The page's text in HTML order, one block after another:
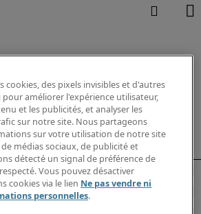
cookies, des pixels invisibles et d'autres
améliorer l'expérience utilisateur,
et les publicités, et analyser les
sur notre site. Nous partageons
sur votre utilisation de notre site
médias sociaux, de publicité et
détecté un signal de préférence de
Vous pouvez désactiver
cookies via le lien Ne pas vendre ni
personnelles.